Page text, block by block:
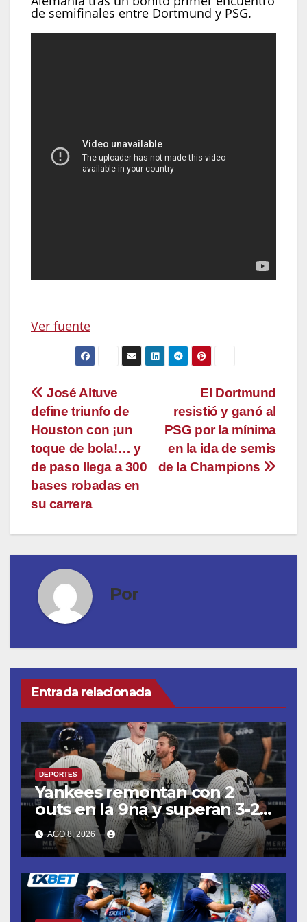
de semifinales entre Dortmund y PSG.
Ver fuente
Navegación
de
entradas
El Dortmund
resistió y ganó al
PSG por la mínima
en la ida de semis
de la Champions
José Altuve
define triunfo de
Houston con ¡un
toque de bola!… y
de paso llega a 300
bases robadas en
su carrera
Por
Entrada relacionada
DEPORTES
Yankees remontan con 2
outs en la 9na y superan 3-2
a Bravos en 10 innings tras
larga lluvia
AGO 8, 2026